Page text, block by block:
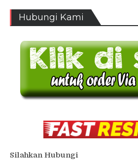
Hubungi Kami
Silahkan Hubungi